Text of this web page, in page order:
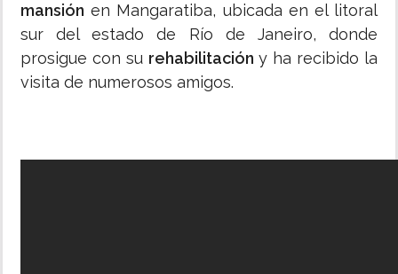
mansión en Mangaratiba, ubicada en el litoral
sur del estado de Río de Janeiro, donde
prosigue con su rehabilitación y ha recibido la
visita de numerosos amigos.